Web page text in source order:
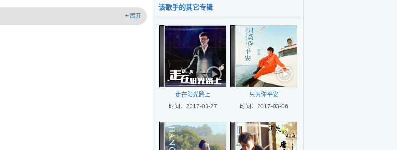
+ 展开
该歌手的其它专辑
走在阳光路上
时间：2017-03-27
只为你平安
时间：2017-03-06